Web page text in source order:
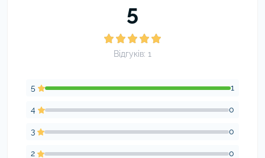
5
Відгуків: 1
5 1
4 0
3 0
2 0